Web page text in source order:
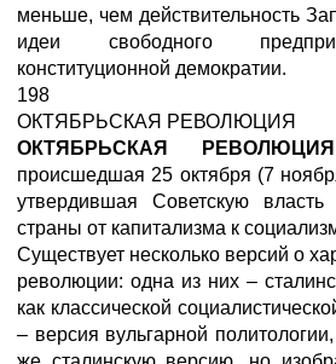
меньше, чем действительность
идеи свободного
конституционной демократии.
198
ОКТЯБРЬСКАЯ РЕВОЛЮЦИЯ
ОКТЯБРЬСКАЯ
происшедшая 25 октября (7
утвердившая Советскую
страны от капитализма к
Существует несколько версий о
революции: одна из них –
как классической
– версия вульгарной